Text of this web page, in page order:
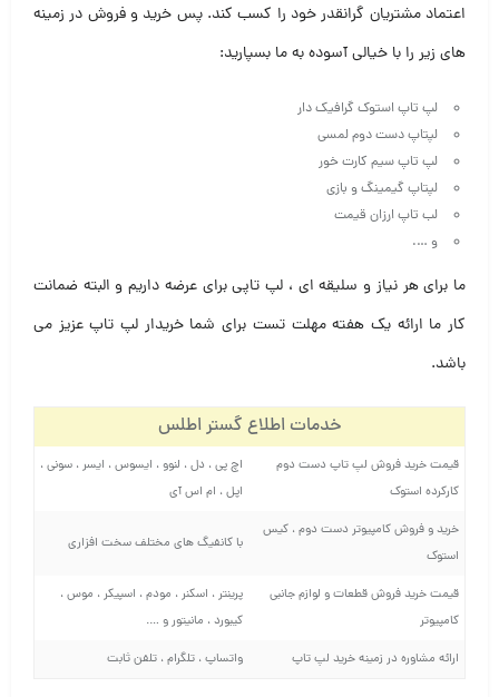
اعتماد مشتریان گرانقدر خود را کسب کند. پس خرید و فروش در زمینه
های زیر را با خیالی آسوده به ما بسپارید:
لپ تاپ استوک گرافیک دار
لپتاپ دست دوم لمسی
لپ تاپ سیم کارت خور
لپتاپ گیمینگ و بازی
لب تاپ ارزان قیمت
و ….
ما برای هر نیاز و سلیقه ای ، لپ تاپی برای عرضه داریم و البته ضمانت
کار ما ارائه یک هفته مهلت تست برای شما خریدار لپ تاپ عزیز می
باشد.
خدمات اطلاع گستر اطلس
قیمت خرید فروش لپ تاپ دست دوم
کارکرده استوک
اچ پی ، دل ، لنوو ، ایسوس ، ایسر ، سونی ،
اپل ، ام اس آی
خرید و فروش کامپیوتر دست دوم ، کیس
استوک
با کانفیگ های مختلف سخت افزاری
قیمت خرید فروش قطعات و لوازم جانبی
کامپیوتر
پرینتر ، اسکنر ، مودم ، اسپیکر ، موس ،
کیبورد ، مانیتور و ….
ارائه مشاوره در زمینه خرید لپ تاپ واتساپ ، تلگرام ، تلفن ثابت